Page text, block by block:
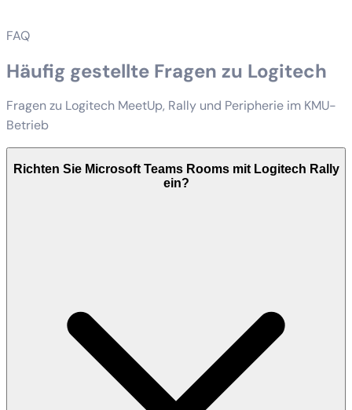
FAQ
Häufig gestellte Fragen zu Logitech
Fragen zu Logitech MeetUp, Rally und Peripherie im KMU-
Betrieb
Richten Sie Microsoft Teams Rooms mit Logitech Rally
ein?